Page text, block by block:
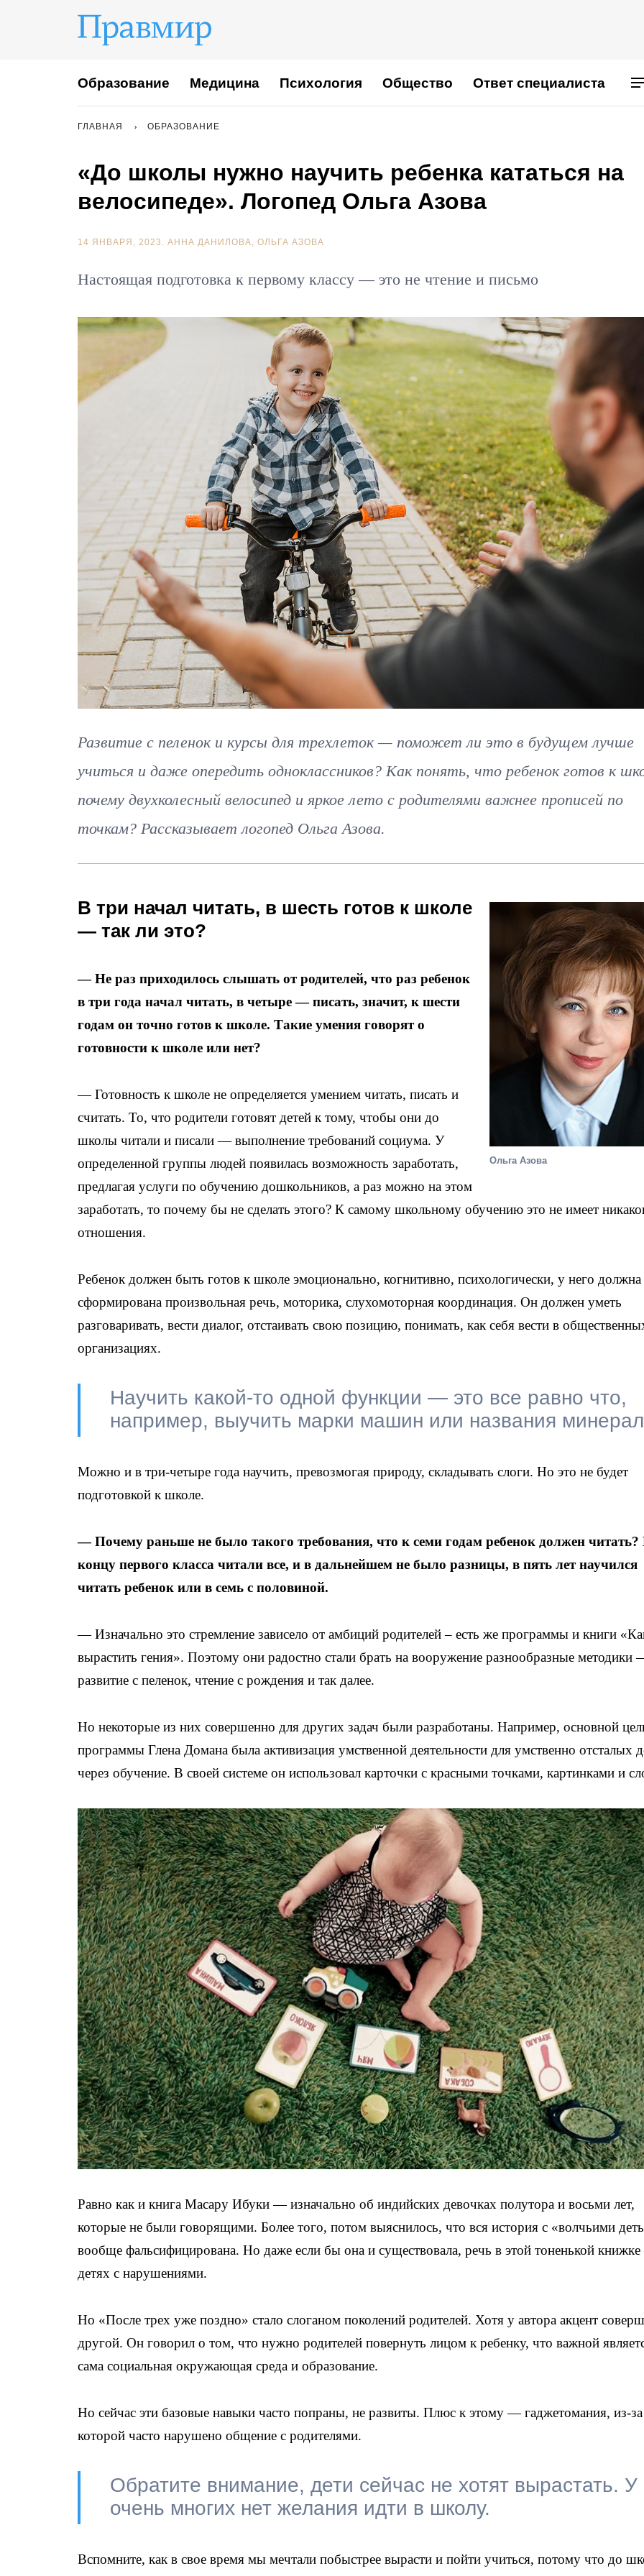
Образование Медицина Психология Общество Ответ специалиста
ГЛАВНАЯ ОБРАЗОВАНИЕ
«До школы нужно научить ребенка кататься на
велосипеде». Логопед Ольга Азова
14 ЯНВАРЯ, 2023. АННА ДАНИЛОВА ОЛЬГА АЗОВА
Настоящая подготовка к первому классу — это не чтение и письмо
Развитие с пеленок и курсы для трехлеток — поможет ли это в будущем лучше
учиться и даже опередить одноклассников? Как понять, что ребенок готов к
почему двухколесный велосипед и яркое лето с родителями важнее прописей по
точкам? Рассказывает логопед Ольга Азова.
Ольга Азова
В три начал читать, в шесть готов к школе
— так ли это?
— Не раз приходилось слышать от родителей, что раз ребенок
в три года начал читать, в четыре — писать, значит, к шести
годам он точно готов к школе. Такие умения говорят о
готовности к школе или нет?
— Готовность к школе не определяется умением читать, писать и
считать. То, что родители готовят детей к тому, чтобы они до
школы читали и писали — выполнение требований социума. У
определенной группы людей появилась возможность заработать,
предлагая услуги по обучению дошкольников, а раз можно на этом
заработать, то почему бы не сделать этого? К самому школьному обучению это не имеет
отношения.
Ребенок должен быть готов к школе эмоционально, когнитивно, психологически, у него
сформирована произвольная речь, моторика, слухомоторная координация. Он должен уметь
разговаривать, вести диалог, отстаивать свою позицию, понимать, как себя вести в
организациях.
Научить какой-то одной функции — это все равно что,
например, выучить марки машин или названия
Можно и в три-четыре года научить, превозмогая природу, складывать слоги. Но это не будет
подготовкой к школе.
— Почему раньше не было такого требования, что к семи годам ребенок должен читать?
концу первого класса читали все, и в дальнейшем не было разницы, в пять лет научился
читать ребенок или в семь с половиной.
— Изначально это стремление зависело от амбиций родителей – есть же программы и книги
вырастить гения». Поэтому они радостно стали брать на вооружение разнообразные методики
развитие с пеленок, чтение с рождения и так далее.
Но некоторые из них совершенно для других задач были разработаны. Например, основной
программы Глена Домана была активизация умственной деятельности для умственно отсталых
через обучение. В своей системе он использовал карточки с красными точками, картинками и
Равно как и книга Масару Ибуки — изначально об индийских девочках полутора и восьми лет,
которые не были говорящими. Более того, потом выяснилось, что вся история с «волчьими
вообще фальсифицирована. Но даже если бы она и существовала, речь в этой тоненькой
детях с нарушениями.
Но «После трех уже поздно» стало слоганом поколений родителей. Хотя у автора акцент
другой. Он говорил о том, что нужно родителей повернуть лицом к ребенку, что важной
сама социальная окружающая среда и образование.
Но сейчас эти базовые навыки часто попраны, не развиты. Плюс к этому — гаджетомания, из-за
которой часто нарушено общение с родителями.
Обратите внимание, дети сейчас не хотят вырастать. У
очень многих нет желания идти в школу.
Вспомните, как в свое время мы мечтали побыстрее вырасти и пойти учиться, потому что до